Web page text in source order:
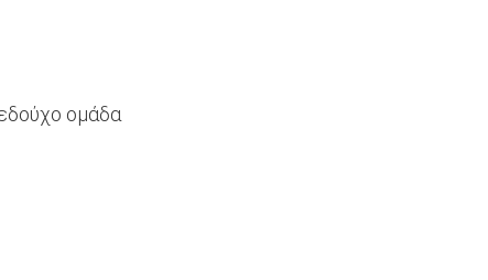
ομάδα